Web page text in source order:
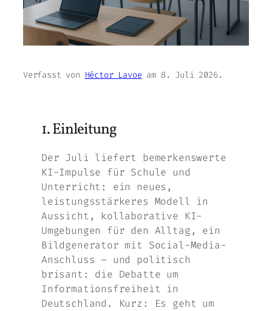
Verfasst von Héctor Lavoeam 8. Juli 2026.
1. Einleitung
Der Juli liefert bemerkenswerte
KI-Impulse für Schule und
Unterricht: ein neues,
leistungsstärkeres Modell in
Aussicht, kollaborative KI-
Umgebungen für den Alltag, ein
Bildgenerator mit Social-Media-
Anschluss – und politisch
brisant: die Debatte um
Informationsfreiheit in
Deutschland. Kurz: Es geht um